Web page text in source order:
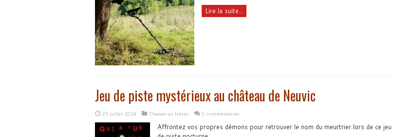
Lire la suite...
Jeu de piste mystérieux au château de Neuvic
23 juillet 2014 Chasses au trésor 2 commentaires
Affrontez vos propres démons pour retrouver le nom du meurtrier lors de ce jeu